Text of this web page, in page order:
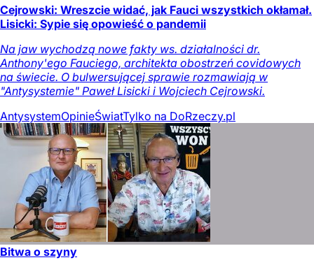
Cejrowski: Wreszcie widać, jak Fauci wszystkich okłamał.
Lisicki: Sypie się opowieść o pandemii
Na jaw wychodzą nowe fakty ws. działalności dr.
Anthony'ego Fauciego, architekta obostrzeń covidowych
na świecie. O bulwersującej sprawie rozmawiają w
"Antysystemie" Paweł Lisicki i Wojciech Cejrowski.
AntysystemOpinieŚwiatTylko na DoRzeczy.pl
Bitwa o szyny